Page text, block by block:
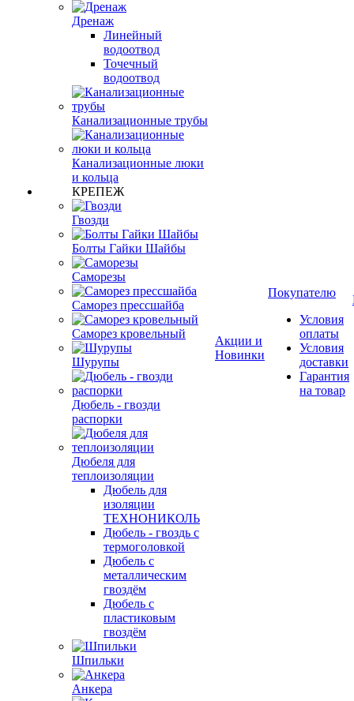
Дренаж
Линейный
водоотвод
Точечный
водоотвод
Канализационные трубы
Канализационные люки
и кольца
КРЕПЕЖ
Гвозди
Болты Гайки Шайбы
Саморезы
Саморез прессшайба
Саморез кровельный
Шурупы
Дюбель - гвозди
распорки
Дюбеля для
теплоизоляции
Дюбель для
изоляции
ТЕХНОНИКОЛЬ
Дюбель - гвоздь с
термоголовкой
Дюбель с
металлическим
гвоздём
Дюбель с
пластиковым
гвоздём
Шпильки
Анкера
Акции и
Новинки
Покупателю
Условия
оплаты
Условия
доставки
Гарантия
на товар